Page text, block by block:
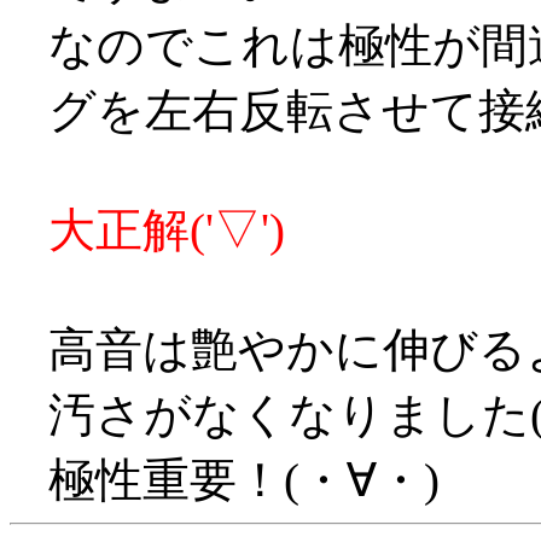
なのでこれは極性が
グを左右反転させて
大正解('▽')
高音は艶やかに伸び
汚さがなくなりまし
極性重要！(・∀・)